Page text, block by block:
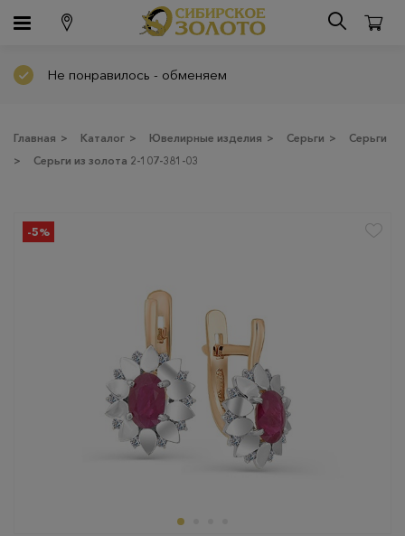
Не понравилось - обменяем
Главная > Каталог > Ювелирные изделия > Серьги >
Серьги
>
Серьги из золота 2-107-381-03
-5%